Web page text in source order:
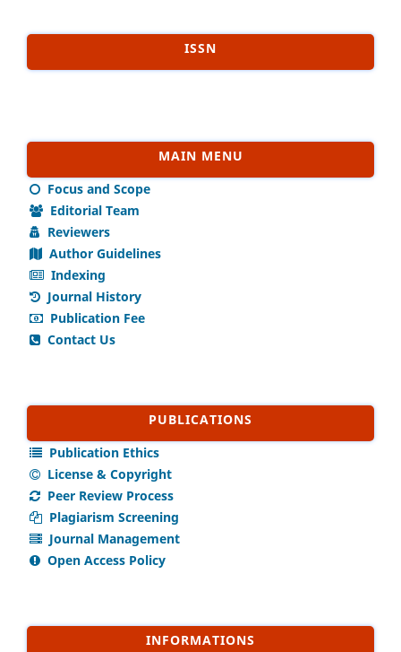
ISSN
MAIN MENU
Focus and Scope
Editorial Team
Reviewers
Author Guidelines
Indexing
Journal History
Publication Fee
Contact Us
PUBLICATIONS
Publication Ethics
License & Copyright
Peer Review Process
Plagiarism Screening
Journal Management
Open Access Policy
INFORMATIONS